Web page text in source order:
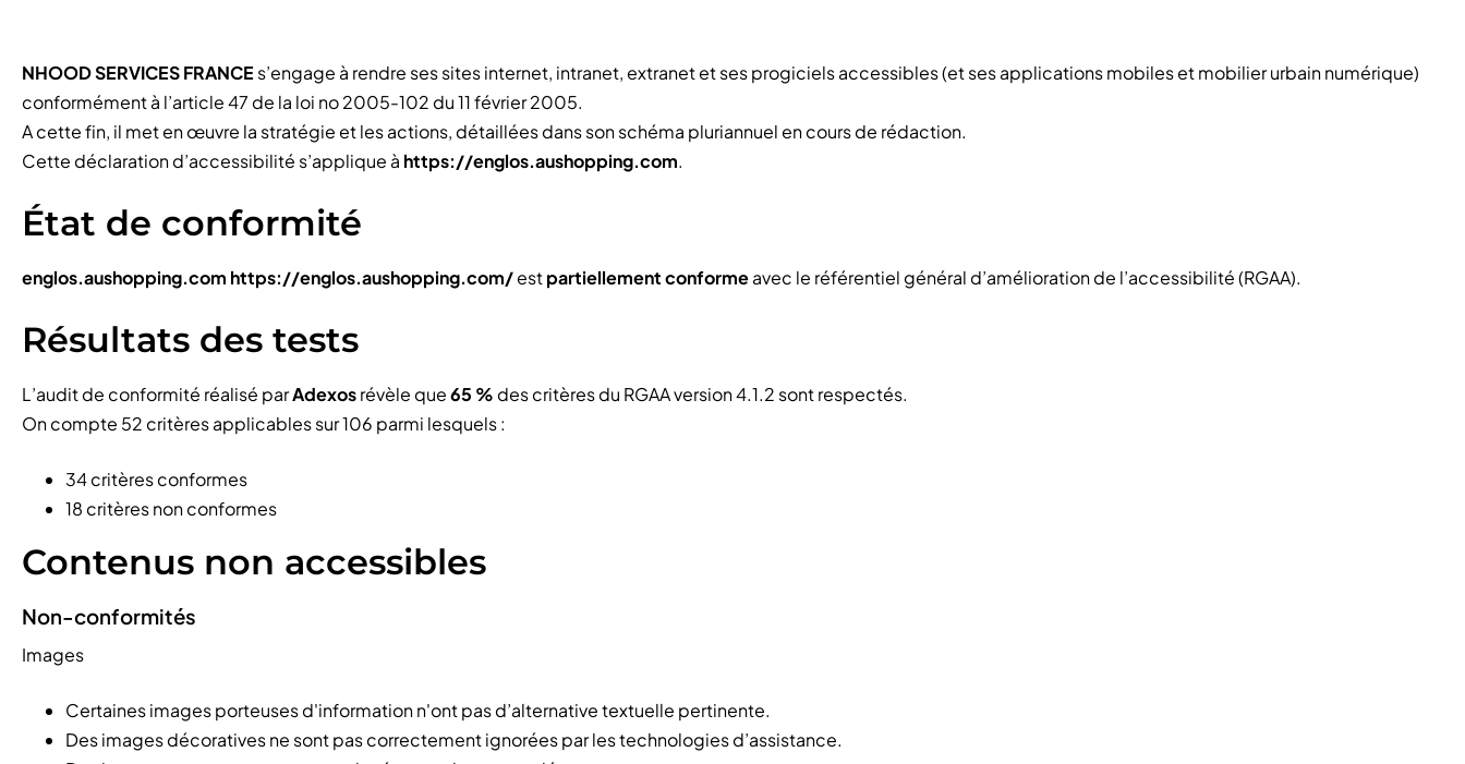
NHOOD SERVICES FRANCE s’engage à rendre ses sites internet, intranet, extranet et ses progiciels accessibles (et ses applications mobiles et mobilier urbain numérique)
conformément à l’article 47 de la loi no 2005-102 du 11 février 2005.
A cette fin, il met en œuvre la stratégie et les actions, détaillées dans son schéma pluriannuel en cours de rédaction.
Cette déclaration d’accessibilité s’applique à https://englos.aushopping.com.
État de conformité
englos.aushopping.com https://englos.aushopping.com/estpartiellement conformeavec le référentiel général d’amélioration de l’accessibilité (RGAA).
Résultats des tests
L’audit de conformité réalisé parAdexosrévèle que65 % des critères du RGAA version 4.1.2 sont respectés.
On compte 52 critères applicables sur 106 parmi lesquels :
34 critères conformes
18 critères non conformes
Contenus non accessibles
Non-conformités
Images
Certaines images porteuses d'information n'ont pas d’alternative textuelle pertinente.
Des images décoratives ne sont pas correctement ignorées par les technologies d’assistance.